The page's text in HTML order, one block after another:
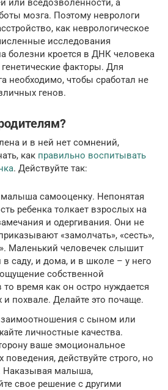
или вседозволенности, а
мозга. Поэтому неврологи
как неврологическое
исследования
болезни кроется в ДНК человека
факторы. Для
необходимо, чтобы сработал не
генов.
и в ней нет сомнений,
как правильно воспитывать
. Действуйте так:
самооценку. Непонятая
ребенка толкает взрослых на
и одергивания. Они не
«замолчать», «сесть»,
Маленький человечек слышит
в саду, и дома, и в школе – у него
собственной
то время как он остро нуждается
похвале. Делайте это почаще.
с сыном или
личностные качества.
ваше эмоциональное
поведения, действуйте строго, но
Наказывая малыша,
свое решение с другими